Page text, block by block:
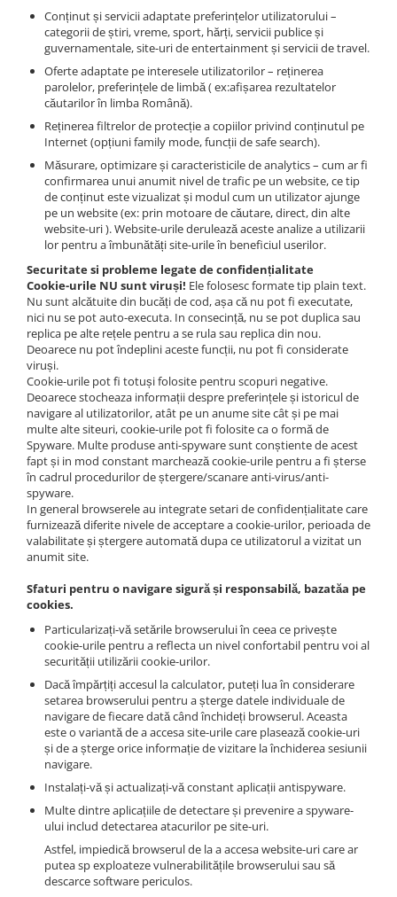
Conținut și servicii adaptate preferințelor utilizatorului –
categorii de știri, vreme, sport, hărți, servicii publice și
guvernamentale, site-uri de entertainment și servicii de travel.
Oferte adaptate pe interesele utilizatorilor – reținerea
parolelor, preferințele de limbă ( ex:afișarea rezultatelor
căutarilor în limba Română).
Reținerea filtrelor de protecție a copiilor privind conținutul pe
Internet (opțiuni family mode, funcții de safe search).
Măsurare, optimizare și caracteristicile de analytics – cum ar fi
confirmarea unui anumit nivel de trafic pe un website, ce tip
de conținut este vizualizat și modul cum un utilizator ajunge
pe un website (ex: prin motoare de căutare, direct, din alte
website-uri ). Website-urile derulează aceste analize a utilizarii
lor pentru a îmbunătăți site-urile în beneficiul userilor.
Securitate si probleme legate de confidențialitate
Cookie-urile NU sunt viruși! Ele folosesc formate tip plain text.
Nu sunt alcătuite din bucăți de cod, așa că nu pot fi executate,
nici nu se pot auto-executa. In consecință, nu se pot duplica sau
replica pe alte rețele pentru a se rula sau replica din nou.
Deoarece nu pot îndeplini aceste funcții, nu pot fi considerate
viruși.
Cookie-urile pot fi totuși folosite pentru scopuri negative.
Deoarece stocheaza informații despre preferințele și istoricul de
navigare al utilizatorilor, atât pe un anume site cât și pe mai
multe alte siteuri, cookie-urile pot fi folosite ca o formă de
Spyware. Multe produse anti-spyware sunt conștiente de acest
fapt și in mod constant marchează cookie-urile pentru a fi șterse
în cadrul procedurilor de ștergere/scanare anti-virus/anti-
spyware.
In general browserele au integrate setari de confidențialitate care
furnizează diferite nivele de acceptare a cookie-urilor, perioada de
valabilitate și ștergere automată dupa ce utilizatorul a vizitat un
anumit site.
Sfaturi pentru o navigare sigură și responsabilă, bazatăa pe
cookies.
Particularizați-vă setările browserului în ceea ce privește
cookie-urile pentru a reflecta un nivel confortabil pentru voi al
securității utilizării cookie-urilor.
Dacă împărțiți accesul la calculator, puteți lua în considerare
setarea browserului pentru a șterge datele individuale de
navigare de fiecare dată când închideți browserul. Aceasta
este o variantă de a accesa site-urile care plasează cookie-uri
și de a șterge orice informație de vizitare la închiderea sesiunii
navigare.
Instalați-vă și actualizați-vă constant aplicații antispyware.
Multe dintre aplicațiile de detectare și prevenire a spyware-
ului includ detectarea atacurilor pe site-uri.
Astfel, impiedică browserul de la a accesa website-uri care ar
putea sp exploateze vulnerabilitățile browserului sau să
descarce software periculos.